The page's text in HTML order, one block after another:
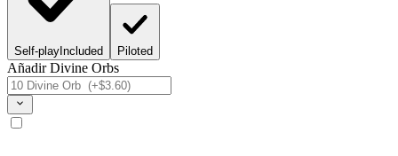
Self-playIncluded Piloted
Añadir Divine Orbs